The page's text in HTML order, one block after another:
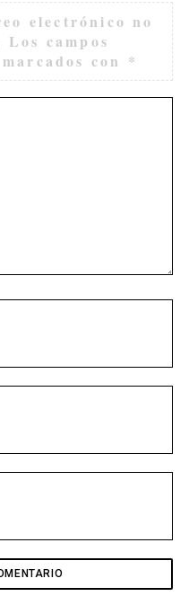
electrónico no
Los campos
con *